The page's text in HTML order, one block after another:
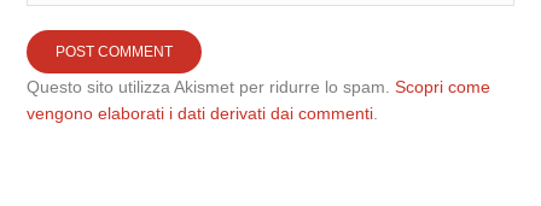
Questo sito utilizza Akismet per ridurre lo spam.Scopri come
vengono elaborati i dati derivati dai commenti.